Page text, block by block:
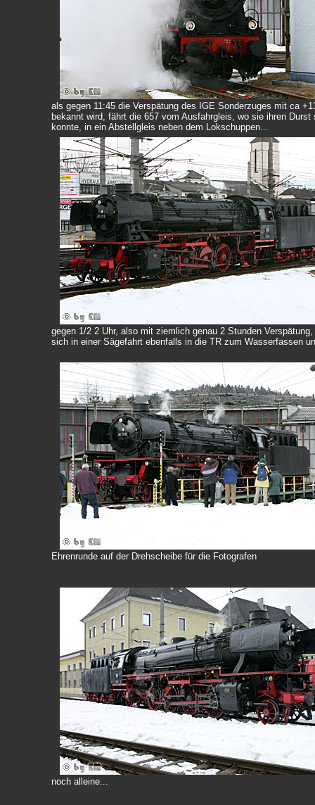
als gegen 11:45 die Verspätung des IGE Sonderzuges mit ca
bekannt wird, fährt die 657 vom Ausfahrgleis, wo sie ihren Durst
konnte, in ein Abstellgleis neben dem Lokschuppen...
gegen 1/2 2 Uhr, also mit ziemlich genau 2 Stunden
sich in einer Sägefahrt ebenfalls in die TR zum Wasserfassen
Ehrenrunde auf der Drehscheibe für die Fotografen
noch alleine...